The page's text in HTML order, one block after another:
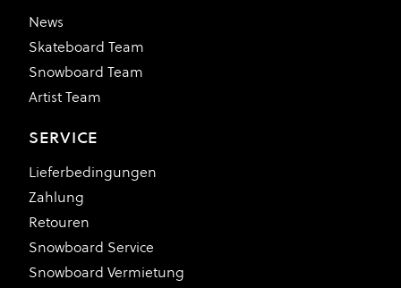
News
Skateboard Team
Snowboard Team
Artist Team
SERVICE
Lieferbedingungen
Zahlung
Retouren
Snowboard Service
Snowboard Vermietung